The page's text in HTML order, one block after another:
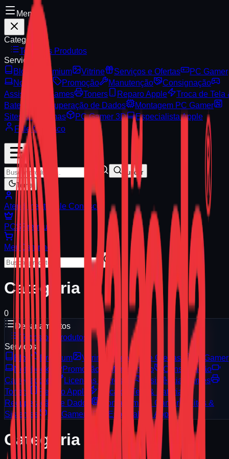
Menu
Categorias
Todos os Produtos
Serviços
Blog
Premium Vitrine Serviços e Ofertas
PC Gamer
Notebooks
Promoção Manutenção
Consignação
Assistência Games
Toners Reparo Apple
Troca de Tela
Bateria
Recuperação de Dados
Montagem PC Gamer
Sites & Sistemas
PC Gamer 3D
Especialista Apple
Fale Conosco
Buscar
Tema
Atendimento Fale Conosco
PCS Premium
Meu Carrinho
Categoria
0
Departamentos
Todos os Produtos
Serviços
Blog
Premium Vitrine Serviços e Ofertas
PC Gamer
Notebooks
Promoção Manutenção
Consignação
Carregadores
Licenças Microsoft
Assistência Games
Toners
Reparo Apple
Troca de Tela & Bateria
Recuperação de Dados
Montagem PC Gamer
Sites &
Sistemas
PC Gamer 3D Especialista Apple
Categoria